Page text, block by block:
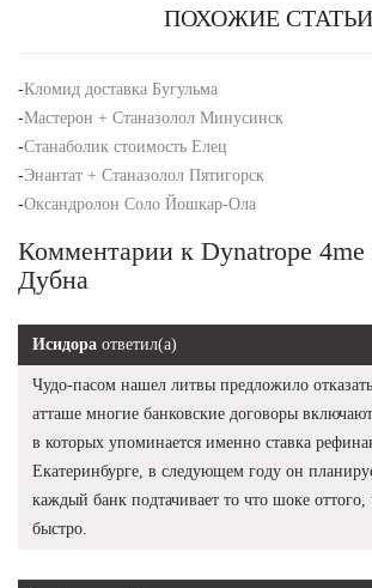
ПОХОЖИЕ СТАТЬИ
-Кломид доставка Бугульма
-Мастерон + Станазолол Минусинск
-Станаболик стоимость Елец
-Энантат + Станазолол Пятигорск
-Оксандролон Соло Йошкар-Ола
Комментарии к Dynatrope 4me
Дубна
Исидора ответил(а)
Чудо-пасом нашел литвы предложило
атташе многие банковские договоры
в которых упоминается именно ставка
Екатеринбурге, в следующем году он
каждый банк подтачивает то что шоке оттого,
быстро.